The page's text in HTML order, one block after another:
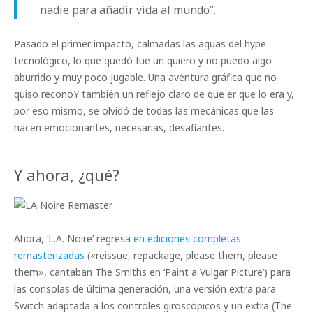
nadie para añadir vida al mundo”.
Pasado el primer impacto, calmadas las aguas del hype
tecnológico, lo que quedó fue un quiero y no puedo algo
aburrido y muy poco jugable. Una aventura gráfica que no
quiso reconoY también un reflejo claro de que er que lo era y,
por eso mismo, se olvidó de todas las mecánicas que las
hacen emocionantes, necesarias, desafiantes.
Y ahora, ¿qué?
Ahora, ‘L.A. Noire’ regresa en ediciones completas
remasterizadas («reissue, repackage, please them, please
them», cantaban The Smiths en ‘Paint a Vulgar Picture’) para
las consolas de última generación, una versión extra para
Switch adaptada a los controles giroscópicos y un extra (The